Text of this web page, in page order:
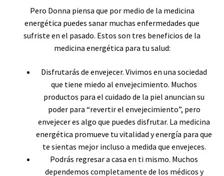
Pero Donna piensa que por medio de la medicina
energética puedes sanar muchas enfermedades que
sufriste en el pasado. Estos son tres beneficios de la
medicina energética para tu salud:
Disfrutarás de envejecer. Vivimos en una sociedad
que tiene miedo al envejecimiento. Muchos
productos para el cuidado de la piel anuncian su
poder para “revertir el envejecimiento”, pero
envejecer es algo que puedes disfrutar. La medicina
energética promueve tu vitalidad y energía para que
te sientas mejor incluso a medida que envejeces.
Podrás regresar a casa en ti mismo. Muchos
dependemos completamente de los médicos y